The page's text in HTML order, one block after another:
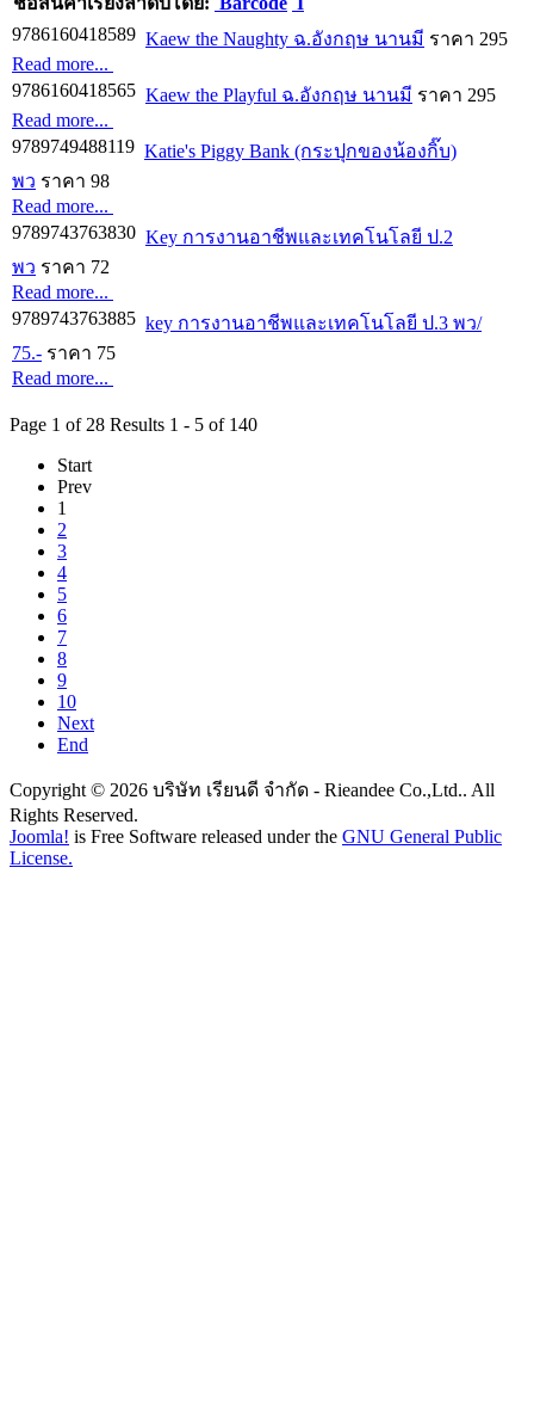
9786160418589 Kaew the Naughty ฉ.อังกฤษ นานมี ราคา 295
Read more...
9786160418565 Kaew the Playful ฉ.อังกฤษ นานมี ราคา 295
Read more...
9789749488119 Katie's Piggy Bank (กระปุกของน้องกิ๊บ)
พว ราคา 98
Read more...
9789743763830 Key การงานอาชีพและเทคโนโลยี ป.2
พว ราคา 72
Read more...
9789743763885 key การงานอาชีพและเทคโนโลยี ป.3 พว/
75.- ราคา 75
Read more...
Page 1 of 28 Results 1 - 5 of 140
Start
Prev
1
2
3
4
5
6
7
8
9
10
Next
End
Copyright © 2026 บริษัท เรียนดี จำกัด - Rieandee Co.,Ltd.. All
Rights Reserved.
Joomla! is Free Software released under the GNU General Public
License.